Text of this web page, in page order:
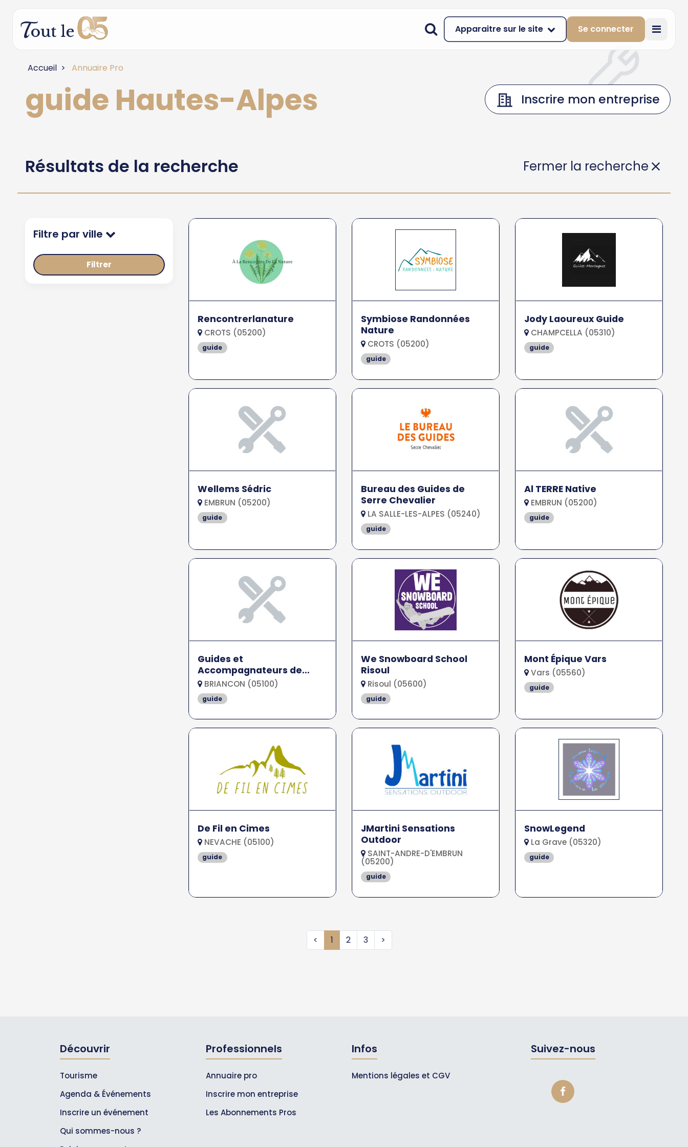
Apparaitre sur le site Se connecter
Accueil Annuaire Pro
guide Hautes-Alpes Inscrire mon entreprise
Résultats de la recherche Fermer la recherche
Filtre par ville
Filtrer
Rencontrerlanature
CROTS (05200)
guide
Symbiose Randonnées
Nature
CROTS (05200)
guide
Jody Laoureux Guide
CHAMPCELLA (05310)
guide
Wellems Sédric
EMBRUN (05200)
guide
Bureau des Guides de
Serre Chevalier
LA SALLE-LES-ALPES (05240)
guide
Al TERRE Native
EMBRUN (05200)
guide
Guides et
Accompagnateurs de
Briançon
BRIANCON (05100)
guide
We Snowboard School
Risoul
Risoul (05600)
guide
Mont Épique Vars
Vars (05560)
guide
De Fil en Cimes
NEVACHE (05100)
guide
JMartini Sensations
Outdoor
SAINT-ANDRE-D'EMBRUN
(05200)
guide
SnowLegend
La Grave (05320)
guide
< 1 2 3 >
Découvrir
Tourisme
Agenda & Événements
Inscrire un événement
Qui sommes-nous ?
Professionnels
Annuaire pro
Inscrire mon entreprise
Les Abonnements Pros
Infos
Mentions légales et CGV
Suivez-nous